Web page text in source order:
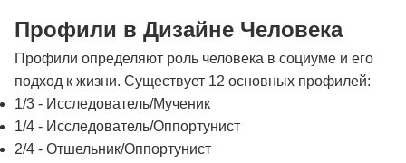
Профили в Дизайне Человека
Профили определяют роль человека в социуме и его
подход к жизни. Существует 12 основных профилей:
1/3 - Исследователь/Мученик
1/4 - Исследователь/Оппортунист
2/4 - Отшельник/Оппортунист